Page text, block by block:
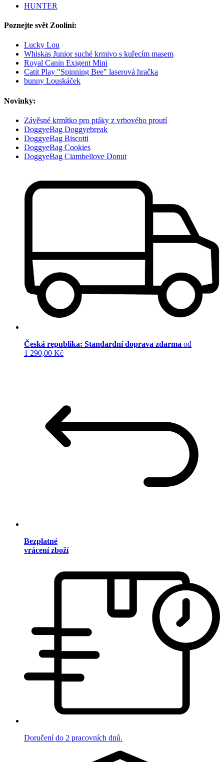
HUNTER
Poznejte svět Zoolini:
Lucky Lou
Whiskas Junior suché krmivo s kuřecím masem
Royal Canin Exigent Mini
Catit Play "Spinning Bee" laserová hračka
bunny Louskáček
Novinky:
Závěsné krmítko pro ptáky z vrbového proutí
DoggyeBag Doggyebreak
DoggyeBag Biscotti
DoggyeBag Cookies
DoggyeBag Ciambellove Donut
Česká republika: Standardní doprava zdarma od
1 290,00 Kč
Bezplatné
vrácení zboží
Doručení do 2 pracovních dnů.